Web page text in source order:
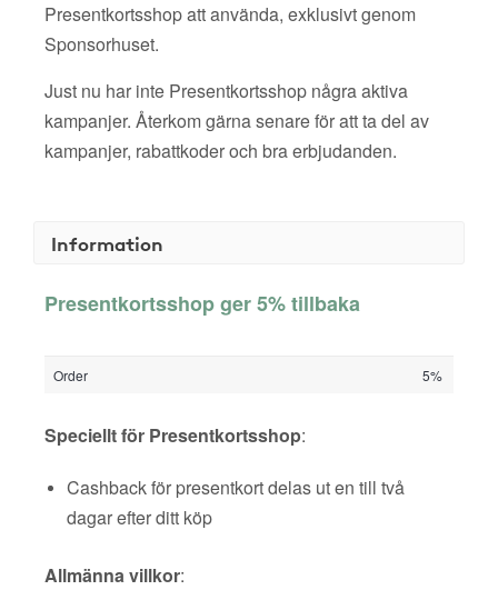
Presentkortsshop att använda, exklusivt genom
Sponsorhuset.
Just nu har inte Presentkortsshop några aktiva
kampanjer. Återkom gärna senare för att ta del av
kampanjer, rabattkoder och bra erbjudanden.
Information
Presentkortsshop ger 5% tillbaka
Order 5%
Speciellt för Presentkortsshop:
Cashback för presentkort delas ut en till två
dagar efter ditt köp
Allmänna villkor: